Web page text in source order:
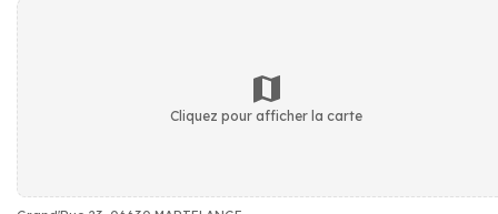
Cliquez pour afficher la carte